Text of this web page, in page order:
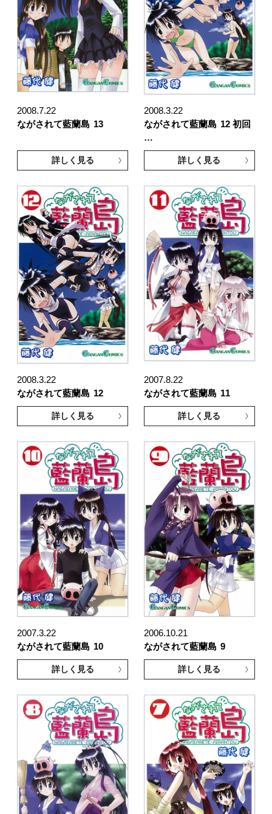
2008.7.22
ながされて藍蘭島 13
詳しく見る
2008.3.22
ながされて藍蘭島 12 初回
…
詳しく見る
2008.3.22
ながされて藍蘭島 12
詳しく見る
2007.8.22
ながされて藍蘭島 11
詳しく見る
2007.3.22
ながされて藍蘭島 10
詳しく見る
2006.10.21
ながされて藍蘭島 9
詳しく見る